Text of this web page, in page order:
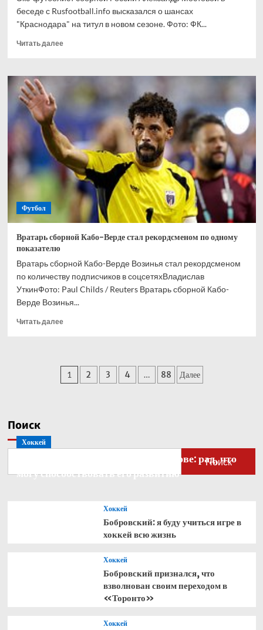
беседе с Rusfootball.info высказался о шансах
"Краснодара" на титул в новом сезоне. Фото: ФК...
Читать далееПрочитать
Мостовой:
Сперцяна
Кордобы
Мусаев
никогда
не
выиграет
РПЛ
Футбол
Вратарь сборной Кабо-Верде стал рекордсменом по одному
показателю
Вратарь сборной Кабо-Верде Возинья стал рекордсменом
по количеству подписчиков в соцсетяхВладислав
УткинФото: Paul Childs / Reuters Вратарь сборной Кабо-
Верде Возинья...
Читать далееПрочитать
сборной
Кабо-
Пагинация
1 2 3 4 … 88 Далее
Поиск
Поиск
Хоккей
Бобровский — о голкипере Ахтямове: рад, что
могу способствовать его развитию
Хоккей
Бобровский: я буду учиться игре в
хоккей всю жизнь
Хоккей
Бобровский признался, что
взволнован своим переходом в
«Торонто»
Хоккей